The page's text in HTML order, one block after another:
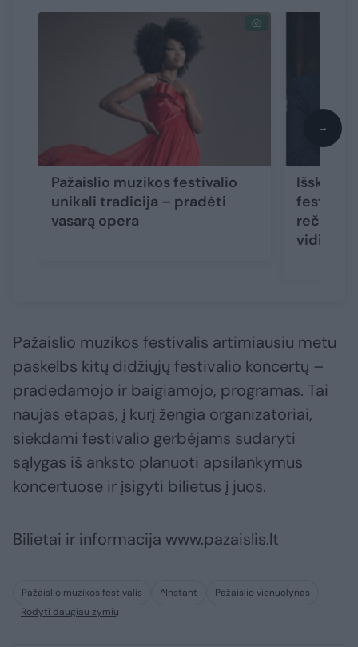
Pažaislio muzikos festivalio
unikali tradicija – pradėti
vasarą opera
vidinę
→
Pažaislio muzikos festivalis artimiausiu metu
paskelbs kitų didžiųjų festivalio koncertų –
pradedamojo ir baigiamojo, programas. Tai
naujas etapas, į kurį žengia organizatoriai,
siekdami festivalio gerbėjams sudaryti
sąlygas iš anksto planuoti apsilankymus
koncertuose ir įsigyti bilietus į juos.
Bilietai ir informacija www.pazaislis.lt
Pažaislio muzikos festivalis ^Instant
Pažaislio vienuolynas
Rodyti daugiau žymių